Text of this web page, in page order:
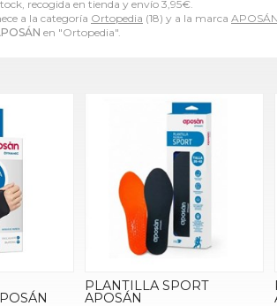
recogida en tienda y envío 3,95€.
a la categoría Ortopedia (18) y a la marca APOSÁN
en "Ortopedia".
PLANTILLA SPORT
APOSÁN